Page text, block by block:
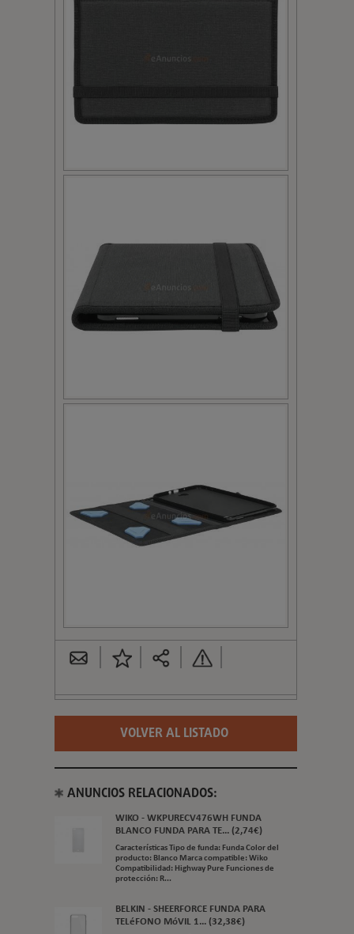
VOLVER AL LISTADO
ANUNCIOS RELACIONADOS:
WIKO - WKPURECV476WH FUNDA
BLANCO FUNDA PARA TE... (2,74€)
Características Tipo de funda: Funda Color del
producto: Blanco Marca compatible: Wiko
Compatibilidad: Highway Pure Funciones de
protección: R...
BELKIN - SHEERFORCE FUNDA PARA
TELéFONO MóVIL 1... (32,38€)